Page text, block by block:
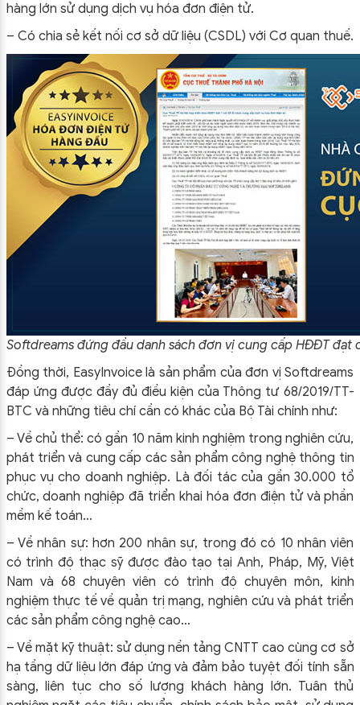
hàng lớn sử dụng dịch vụ hóa đơn điện tử.
– Có chia sẻ kết nối cơ sở dữ liệu (CSDL) với Cơ quan thuế.
Softdreams đứng đầu danh sách đơn vị cung cấp HĐĐT đạt
Đồng thời, EasyInvoice là sản phẩm của đơn vị Softdreams
đáp ứng được đầy đủ điều kiện của Thông tư 68/2019/TT-
BTC và những tiêu chí cần có khác của Bộ Tài chính như:
– Về chủ thể: có gần 10 năm kinh nghiệm trong nghiên cứu,
phát triển và cung cấp các sản phẩm công nghệ thông tin
phục vụ cho doanh nghiệp. Là đối tác của gần 30.000 tổ
chức, doanh nghiệp đã triển khai hóa đơn điện tử và phần
mềm kế toán…
– Về nhân sự: hơn 200 nhân sự, trong đó có 10 nhân viên
có trình độ thạc sỹ được đào tạo tại Anh, Pháp, Mỹ, Việt
Nam và 68 chuyên viên có trình độ chuyên môn, kinh
nghiệm thực tế về quản trị mạng, nghiên cứu và phát triển
các sản phẩm công nghệ cao…
– Về mặt kỹ thuật: sử dụng nền tảng CNTT cao cùng cơ sở
hạ tầng dữ liệu lớn đáp ứng và đảm bảo tuyệt đối tính sẵn
sàng, liên tục cho số lượng khách hàng lớn. Tuân thủ